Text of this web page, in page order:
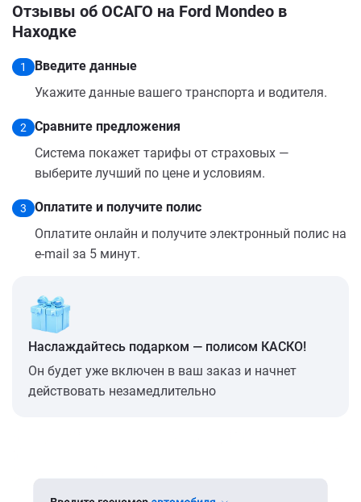
Отзывы об ОСАГО на Ford Mondeo в
Находке
1
Введите данные
Укажите данные вашего транспорта и водителя.
2
Сравните предложения
Система покажет тарифы от страховых —
выберите лучший по цене и условиям.
3
Оплатите и получите полис
Оплатите онлайн и получите электронный полис на
e-mail за 5 минут.
Наслаждайтесь подарком — полисом КАСКО!
Он будет уже включен в ваш заказ и начнет
действовать незамедлительно